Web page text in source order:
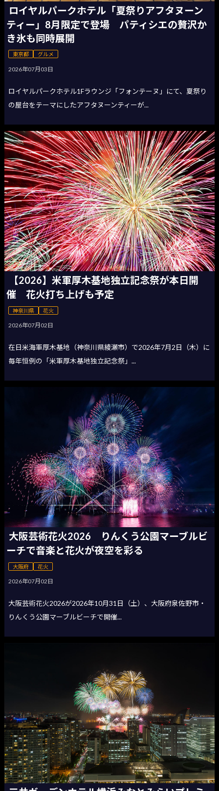
ロイヤルパークホテル「夏祭りアフタヌーン
ティー」8月限定で登場 パティシエの贅沢か
き氷も同時展開
東京都 グルメ
2026年07月03日
ロイヤルパークホテル1Fラウンジ「フォンテーヌ」にて、夏祭り
の屋台をテーマにしたアフタヌーンティーが...
【2026】米軍厚木基地独立記念祭が本日開
催 花火打ち上げも予定
神奈川県 花火
2026年07月02日
在日米海軍厚木基地（神奈川県綾瀬市）で2026年7月2日（木）に
毎年恒例の「米軍厚木基地独立記念祭」...
大阪芸術花火2026 りんくう公園マーブルビ
ーチで音楽と花火が夜空を彩る
大阪府 花火
2026年07月02日
大阪芸術花火2026が2026年10月31日（土）、大阪府泉佐野市・
りんくう公園マーブルビーチで開催...